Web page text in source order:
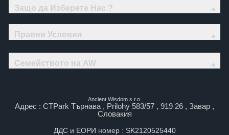
Защо да Изберете Нас ?
Правни Условия
Семейството на AW
Ancient Wisdom s.r.o.
Адрес : CTPark Търнава , Prilohy 583/57 , 919 26 , Завар ,
Словакия
ДДС и ЕОРИ номер : SK2120525440